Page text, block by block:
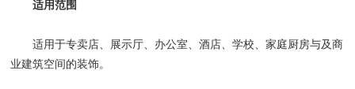
适用范围
适用于专卖店、展示厅、办公室、酒店、学校、家庭厨房与及商
业建筑空间的装饰。